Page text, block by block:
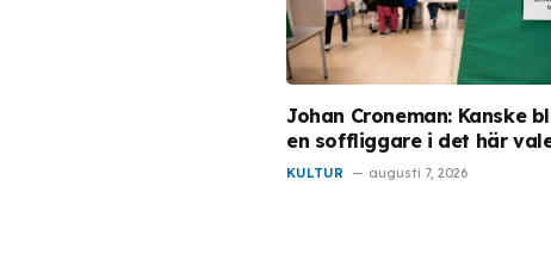
Johan Croneman: Kanske
en soffliggare i det här
KULTUR augusti 7, 2026